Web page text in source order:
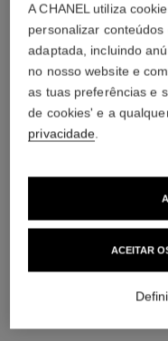
8 diamantes de
quilate
As características de
OURO BEGE de 18
A CHANEL utiliza
personalizar
adaptada, incluindo
no nosso website e
as tuas preferências e
de cookies' e a
privacidade.
ACEITAR